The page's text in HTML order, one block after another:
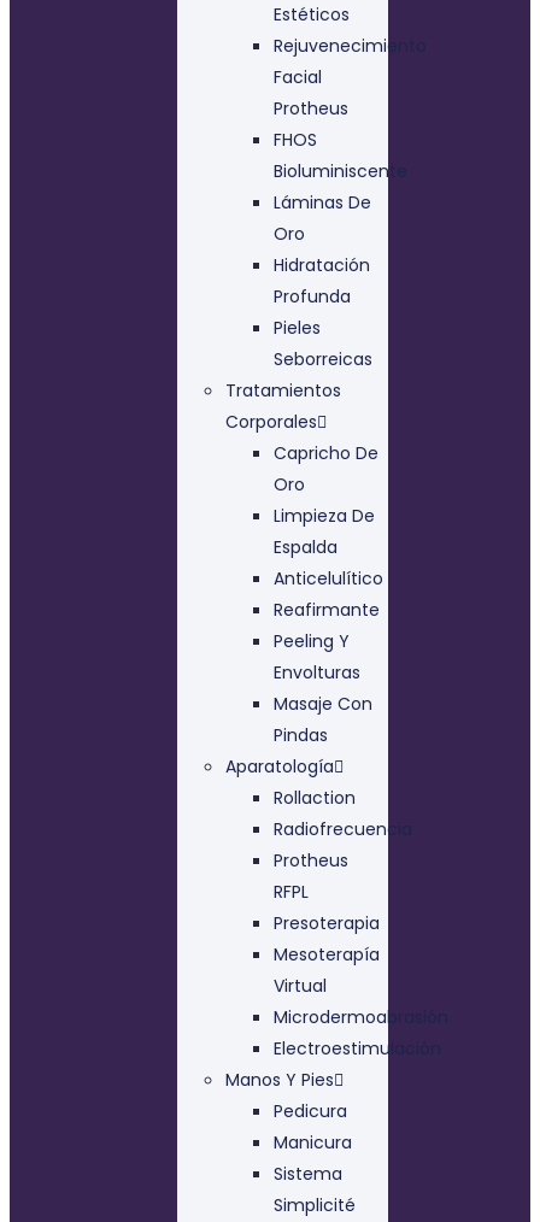
Estéticos
Rejuvenecimiento
Facial
Protheus
FHOS
Bioluminiscente
Láminas De
Oro
Hidratación
Profunda
Pieles
Seborreicas
Tratamientos
Corporales
Capricho De
Oro
Limpieza De
Espalda
Anticelulítico
Reafirmante
Peeling Y
Envolturas
Masaje Con
Pindas
Aparatología
Rollaction
Radiofrecuencia
Protheus
RFPL
Presoterapia
Mesoterapía
Virtual
Microdermoabrasión
Electroestimulación
Manos Y Pies
Pedicura
Manicura
Sistema
Simplicité